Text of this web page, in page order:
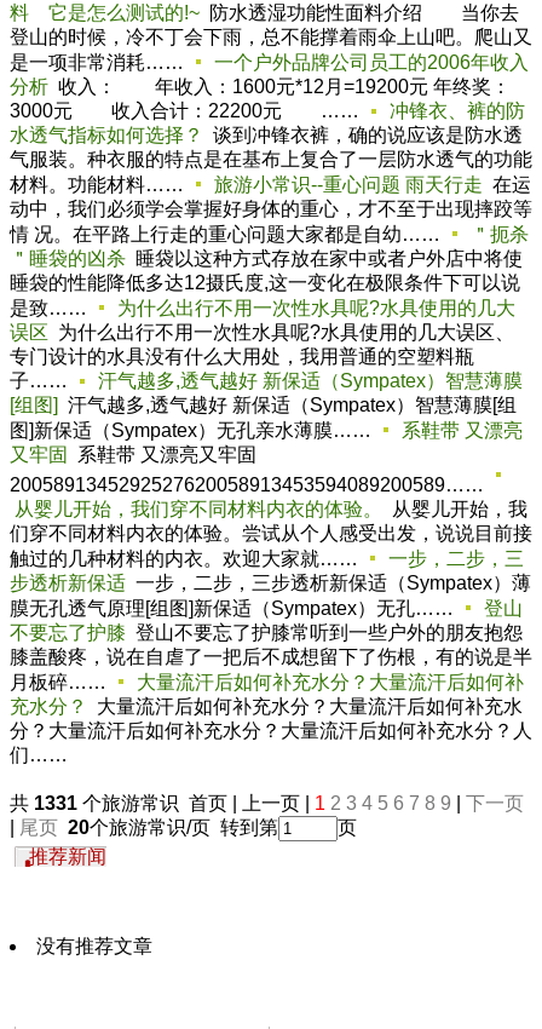
料 它是怎么测试的!~ 防水透湿功能性面料介绍 当你去
登山的时候，冷不丁会下雨，总不能撑着雨伞上山吧。爬山又
是一项非常消耗……
一个户外品牌公司员工的2006年收入
分析 收入： 年收入：1600元*12月=19200元 年终奖：
3000元 收入合计：22200元 ……
冲锋衣、裤的防
水透气指标如何选择？
谈到冲锋衣裤，确的说应该是防水透
气服装。种衣服的特点是在基布上复合了一层防水透气的功能
材料。功能材料……
旅游小常识--重心问题 雨天行走 在运
动中，我们必须学会掌握好身体的重心，才不至于出现摔跤等
情 况。在平路上行走的重心问题大家都是自幼……
＂扼杀
＂睡袋的凶杀 睡袋以这种方式存放在家中或者户外店中将使
睡袋的性能降低多达12摄氏度,这一变化在极限条件下可以说
是致……
为什么出行不用一次性水具呢?水具使用的几大
误区 为什么出行不用一次性水具呢?水具使用的几大误区、
专门设计的水具没有什么大用处，我用普通的空塑料瓶
子……
汗气越多,透气越好 新保适（Sympatex）智慧薄膜
[组图]
汗气越多,透气越好 新保适（Sympatex）智慧薄膜[组
图]新保适（Sympatex）无孔亲水薄膜……
系鞋带 又漂亮
又牢固
系鞋带 又漂亮又牢固
2005891345292527620058913453594089200589……
从婴儿开始，我们穿不同材料内衣的体验。
从婴儿开始，我
们穿不同材料内衣的体验。尝试从个人感受出发，说说目前接
触过的几种材料的内衣。欢迎大家就……
一步，二步，三
步透析新保适 一步，二步，三步透析新保适（Sympatex）薄
膜无孔透气原理[组图]新保适（Sympatex）无孔……
登山
不要忘了护膝 登山不要忘了护膝常听到一些户外的朋友抱怨
膝盖酸疼，说在自虐了一把后不成想留下了伤根，有的说是半
月板碎……
大量流汗后如何补充水分？大量流汗后如何补
充水分？
大量流汗后如何补充水分？大量流汗后如何补充水
分？大量流汗后如何补充水分？大量流汗后如何补充水分？人
们……
共 1331 个旅游常识 首页 | 上一页 | 1 2 3 4 5 6 7 8 9
下一页
尾页 20个旅游常识/页 转到第
页
推荐新闻
没有推荐文章